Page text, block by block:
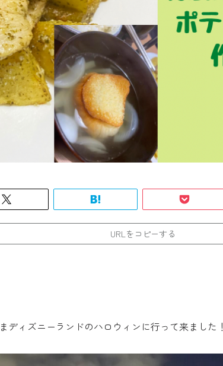
URLをコピーする
ディズニーランドのハロウィンに行って来ました！